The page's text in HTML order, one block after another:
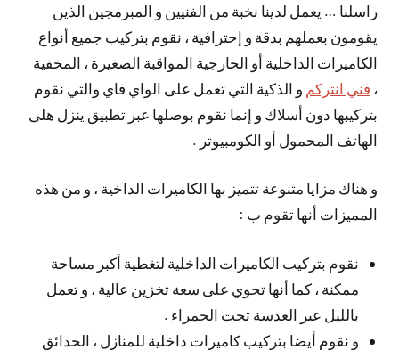
راسلنا … يعمل لدينا نخبة من الفنيين و المبرمجين الذين
يقومون بعملهم بدقة و إحترافية ، نقوم بتركيب جميع أنواع
الكاميرات الداخلية أو الخارجية المواقبة الصغيرة ، المخفية
، فني انتركم و الذكية التي تعمل على الواي فاي والتي نقوم
بتركيبها دون أسلاك و إنما نقوم بوصلها عبر تطبيق ينزل هلى
الهاتف المحمول أو الكومبيوتر .
و هناك مزايا متنوعة تتميز بها الكاميرات الداخية ، و من هذه
المميزات أنها تقوم ب :
نقوم بتركيب الكاميرات الداخلية لتغطية أكبر مساحة
ممكنة ، كما أنها تحوي على سعة تخزين عالية ، و تعمل
بالليل عبر العدسة تحت الحمراء .
و نقوم أيضا بتركيب كاميرات داخلية للمنازل ، الحدائق